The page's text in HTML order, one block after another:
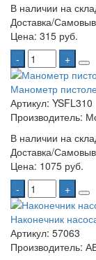
В наличии на
Доставка/
Цена: 315 руб.
-
+
Манометр
Артикул: YSFL310
Производитель:
В наличии на
Доставка/
Цена: 1075 руб.
-
+
Наконечник
Артикул: 57063
Производитель: